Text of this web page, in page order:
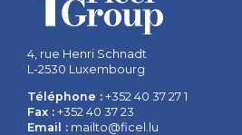
4, rue Henri Schnadt
L-2530 Luxembourg
Téléphone : +352 40 37 27 1
Fax :+352 40 37 23
Email : mailto@ficel.lu